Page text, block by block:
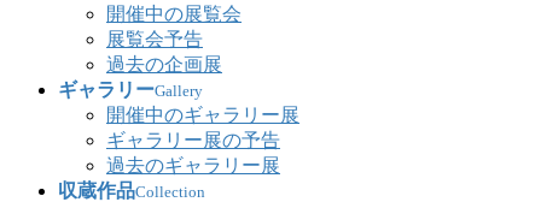
開催中の展覧会
展覧会予告
過去の企画展
ギャラリーGallery
開催中のギャラリー展
ギャラリー展の予告
過去のギャラリー展
収蔵作品Collection